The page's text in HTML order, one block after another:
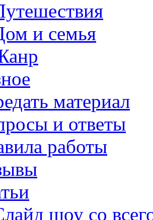
и семья
материал
и ответы
работы
шоу со